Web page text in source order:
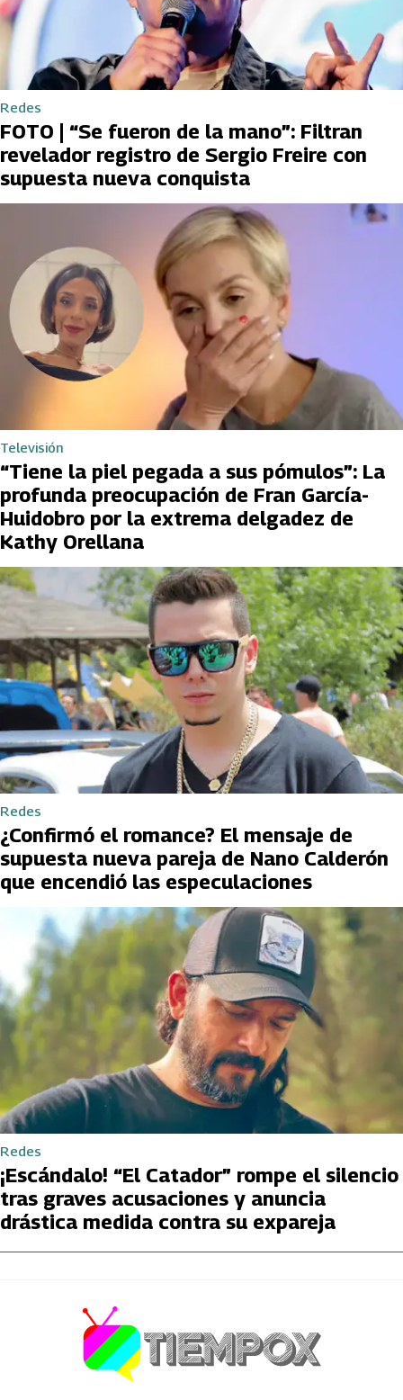
Redes
FOTO | “Se fueron de la mano”: Filtran
revelador registro de Sergio Freire con
supuesta nueva conquista
Televisión
“Tiene la piel pegada a sus pómulos”: La
profunda preocupación de Fran García-
Huidobro por la extrema delgadez de
Kathy Orellana
Redes
¿Confirmó el romance? El mensaje de
supuesta nueva pareja de Nano Calderón
que encendió las especulaciones
Redes
¡Escándalo! “El Catador” rompe el silencio
tras graves acusaciones y anuncia
drástica medida contra su expareja